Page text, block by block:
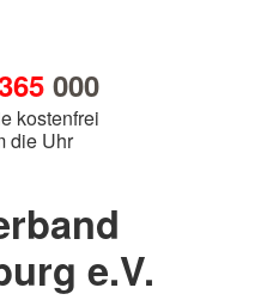
000
kostenfrei
die Uhr
e.V.